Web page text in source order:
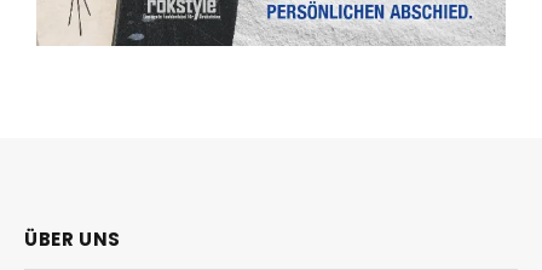
ÜBER UNS